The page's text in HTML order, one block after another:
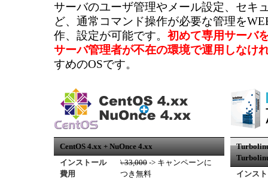
サーバのユーザ管理やメール設定、セキ
ど、通常コマンド操作が必要な管理を
作、設定が可能です。 初めて専用サーバ
サーバ管理者が不在の環境で運用しなけ
すめのOSです。
CentOS 4.xx + NuOnce 4.xx
インストール
費用
\ 33,000 -> キャンペーンに
つき無料
インス